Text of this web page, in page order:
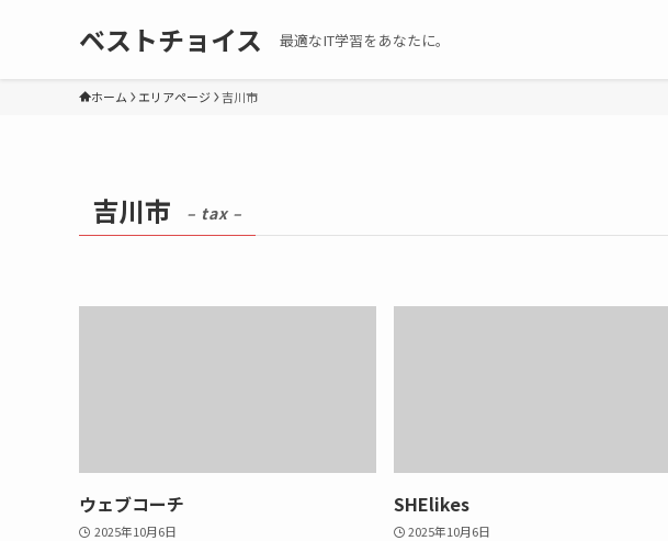
ベストチョイス 最適なIT学習をあなたに。
ホーム エリアページ 吉川市
吉川市 – tax –
ウェブコーチ
2025年10月6日
SHElikes
2025年10月6日